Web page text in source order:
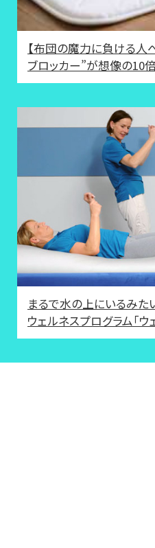
【布団の魔力に負ける人
ブロッカー”が想像の10
まるで水の上にいるみた
ウェルネスプログラム「ウ